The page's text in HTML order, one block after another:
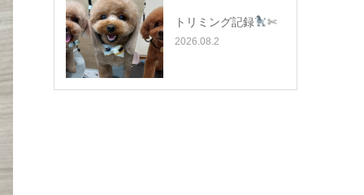
トリミング記録 ✄
2026.08.2